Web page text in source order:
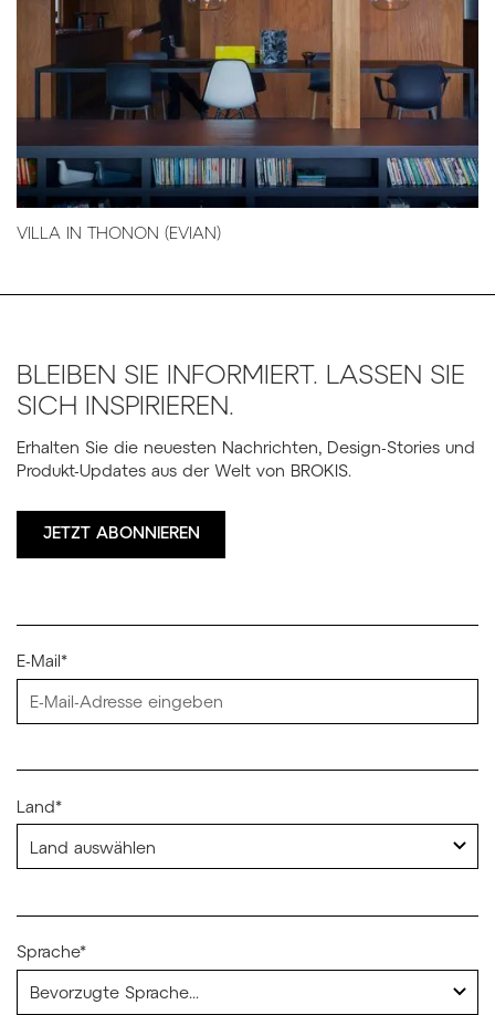
VILLA IN THONON (EVIAN)
BLEIBEN SIE INFORMIERT. LASSEN SIE
SICH INSPIRIEREN.
Erhalten Sie die neuesten Nachrichten, Design-Stories und
Produkt-Updates aus der Welt von BROKIS.
JETZT ABONNIEREN
E-Mail*
Land*
Sprache*